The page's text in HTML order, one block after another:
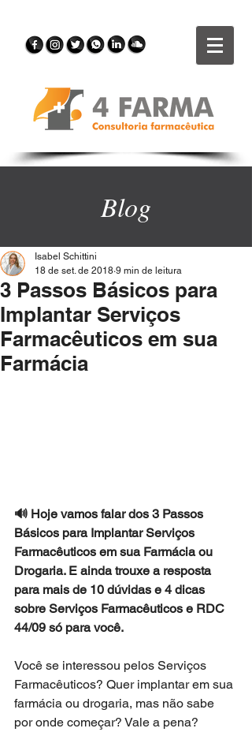
Blog
3 Passos Básicos para
Implantar Serviços
Farmacêuticos em sua
Farmácia
Isabel Schittini
18 de set. de 2018 9 min de leitura
🔊 Hoje vamos falar dos 3 Passos
Básicos para Implantar Serviços
Farmacêuticos em sua Farmácia ou
Drogaria. E ainda trouxe a resposta
para mais de 10 dúvidas e 4 dicas
sobre Serviços Farmacêuticos e RDC
44/09 só para você.
Você se interessou pelos Serviços
Farmacêuticos? Quer implantar em sua
farmácia ou drogaria, mas não sabe
por onde começar? Vale a pena?